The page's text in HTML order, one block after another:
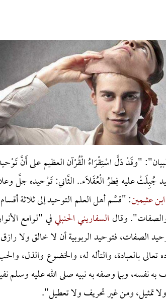
"وقَدْ دَلَّ اسْتِقْرَاءُ الْقُرْآن العظيم على أَنَّ
جُبِلَتْ عليه فِطرُ الْعُقَلَاء.. الثَّاني: تَوْحيده جلَّ
ابن عثيمين: "قسَّم أهل العلم التوحيد إلى ثلاثة
والصفات". وقال السفاريني الحنبليفي "لوامع
الصفات، فتوحيد الربوبية أن لا خالق ولا
بالعبادة، والتأله له، والخضوع والذل،
نفسه، وبما وصفه به نبيه صلى الله عليه وسلم
تمثيل، ومن غير تحريف ولا تعطيل".